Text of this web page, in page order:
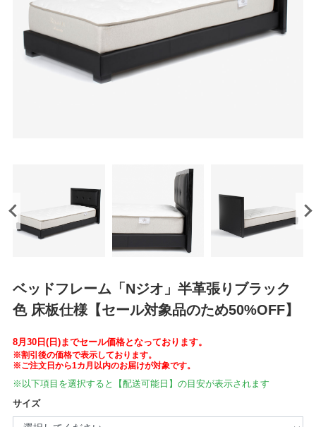
ベッドフレーム「Nジオ」半革張りブラック
色 床板仕様【セール対象品のため50%OFF】
8月30日(日)までセール価格となっております。
※割引後の価格で表示しております。
※ご注文日から1カ月以内のお届けが対象です。
※以下項目を選択すると【配送可能日】の目安が表示されます
サイズ